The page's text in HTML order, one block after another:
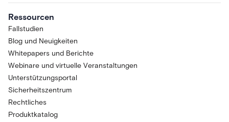
Ressourcen
Fallstudien
Blog und Neuigkeiten
Whitepapers und Berichte
Webinare und virtuelle Veranstaltungen
Unterstützungsportal
Sicherheitszentrum
Rechtliches
Produktkatalog